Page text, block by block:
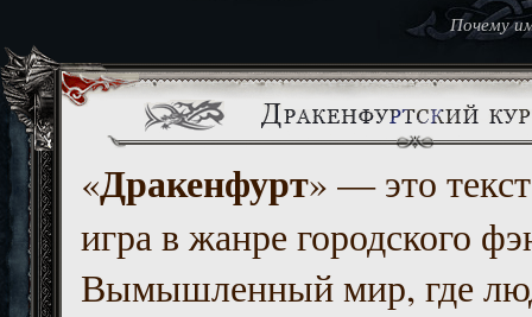
Почему
«Дракенфурт» — это
игра в жанре городского
Вымышленный мир, где